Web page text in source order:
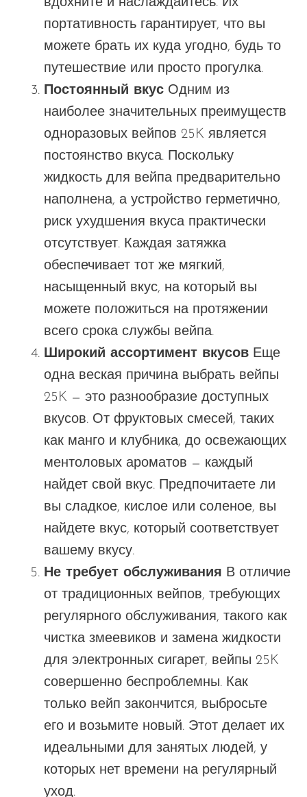
портативность гарантирует, что вы
можете брать их куда угодно, будь то
путешествие или просто прогулка.
Постоянный вкус Одним из
наиболее значительных преимуществ
одноразовых вейпов 25K является
постоянство вкуса. Поскольку
жидкость для вейпа предварительно
наполнена, а устройство герметично,
риск ухудшения вкуса практически
отсутствует. Каждая затяжка
обеспечивает тот же мягкий,
насыщенный вкус, на который вы
можете положиться на протяжении
всего срока службы вейпа.
Широкий ассортимент вкусов Еще
одна веская причина выбрать вейпы
25K — это разнообразие доступных
вкусов. От фруктовых смесей, таких
как манго и клубника, до освежающих
ментоловых ароматов — каждый
найдет свой вкус. Предпочитаете ли
вы сладкое, кислое или соленое, вы
найдете вкус, который соответствует
вашему вкусу.
Не требует обслуживания В отличие
от традиционных вейпов, требующих
регулярного обслуживания, такого как
чистка змеевиков и замена жидкости
для электронных сигарет, вейпы 25K
совершенно беспроблемны. Как
только вейп закончится, выбросьте
его и возьмите новый. Этот делает их
идеальными для занятых людей, у
которых нет времени на регулярный
уход.